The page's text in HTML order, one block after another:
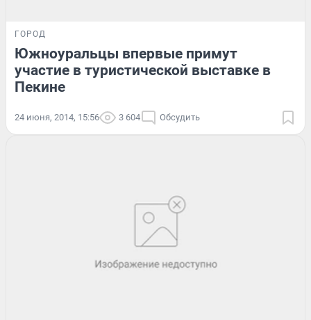
ГОРОД
Южноуральцы впервые примут
участие в туристической выставке в
Пекине
24 июня, 2014, 15:56 3 604 Обсудить